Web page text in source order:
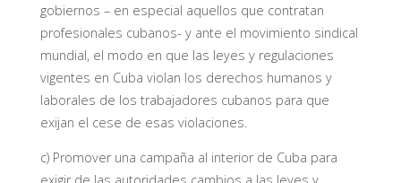
gobiernos – en especial aquellos que contratan
profesionales cubanos- y ante el movimiento sindical
mundial, el modo en que las leyes y regulaciones
vigentes en Cuba violan los derechos humanos y
laborales de los trabajadores cubanos para que
exijan el cese de esas violaciones.
c) Promover una campaña al interior de Cuba para